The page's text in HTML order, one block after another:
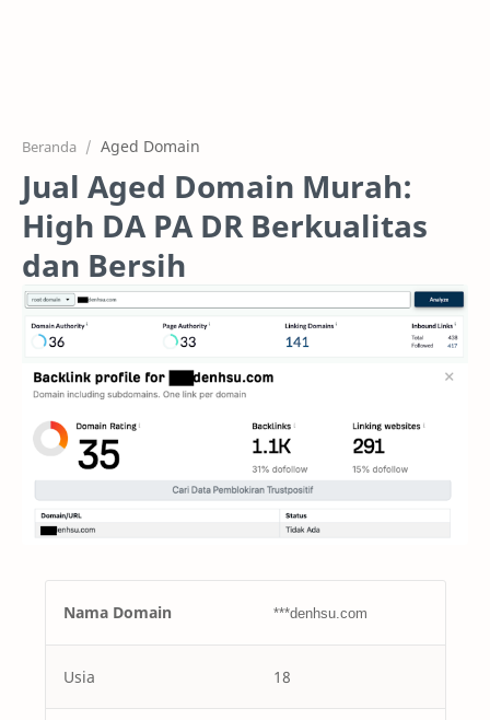
Beranda Aged Domain
Jual Aged Domain Murah:
High DA PA DR Berkualitas
dan Bersih
Nama Domain ***denhsu.com
Usia 18